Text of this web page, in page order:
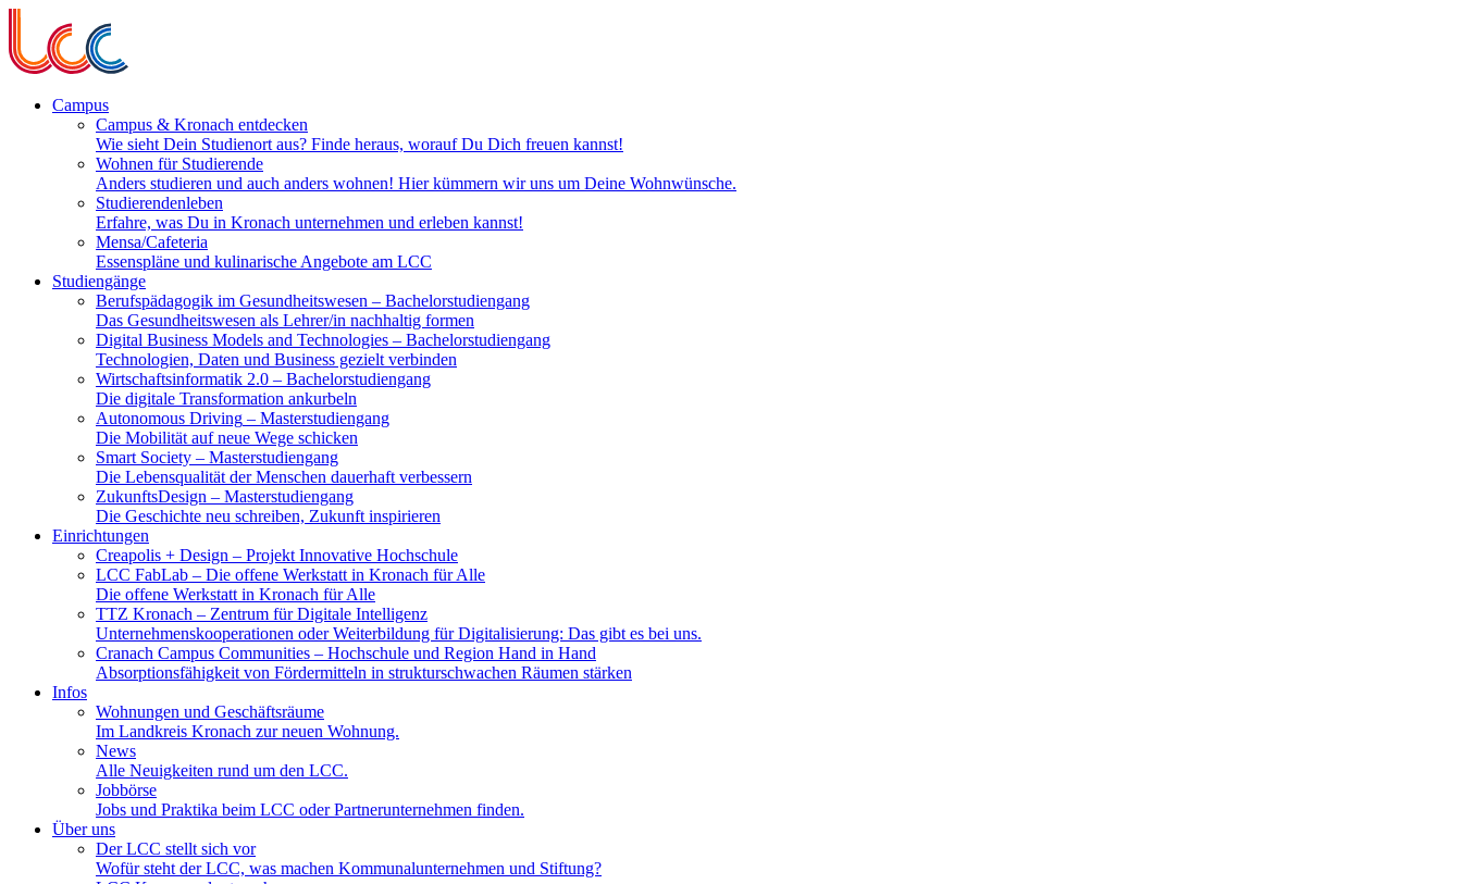
Campus
Campus & Kronach entdecken
Wie sieht Dein Studienort aus? Finde heraus, worauf Du Dich freuen kannst!
Wohnen für Studierende
Anders studieren und auch anders wohnen! Hier kümmern wir uns um Deine Wohnwünsche.
Studierendenleben
Erfahre, was Du in Kronach unternehmen und erleben kannst!
Mensa/Cafeteria
Essenspläne und kulinarische Angebote am LCC
Studiengänge
Berufspädagogik im Gesundheitswesen – Bachelorstudiengang
Das Gesundheitswesen als Lehrer/in nachhaltig formen
Digital Business Models and Technologies – Bachelorstudiengang
Technologien, Daten und Business gezielt verbinden
Wirtschaftsinformatik 2.0 – Bachelorstudiengang
Die digitale Transformation ankurbeln
Autonomous Driving – Masterstudiengang
Die Mobilität auf neue Wege schicken
Smart Society – Masterstudiengang
Die Lebensqualität der Menschen dauerhaft verbessern
ZukunftsDesign – Masterstudiengang
Die Geschichte neu schreiben, Zukunft inspirieren
Einrichtungen
Creapolis + Design – Projekt Innovative Hochschule
LCC FabLab – Die offene Werkstatt in Kronach für Alle
Die offene Werkstatt in Kronach für Alle
TTZ Kronach – Zentrum für Digitale Intelligenz
Unternehmenskooperationen oder Weiterbildung für Digitalisierung: Das gibt es bei uns.
Cranach Campus Communities – Hochschule und Region Hand in Hand
Absorptionsfähigkeit von Fördermitteln in strukturschwachen Räumen stärken
Infos
Wohnungen und Geschäftsräume
Im Landkreis Kronach zur neuen Wohnung.
News
Alle Neuigkeiten rund um den LCC.
Jobbörse
Jobs und Praktika beim LCC oder Partnerunternehmen finden.
Über uns
Der LCC stellt sich vor
Wofür steht der LCC, was machen Kommunalunternehmen und Stiftung?